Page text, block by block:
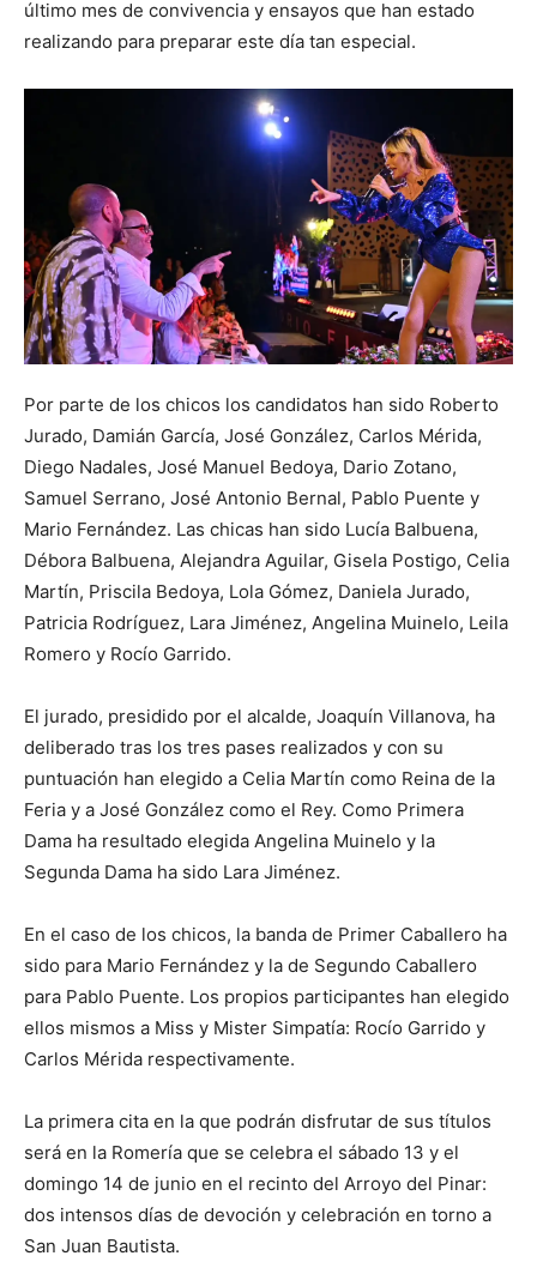
último mes de convivencia y ensayos que han estado
realizando para preparar este día tan especial.
Por parte de los chicos los candidatos han sido Roberto
Jurado, Damián García, José González, Carlos Mérida,
Diego Nadales, José Manuel Bedoya, Dario Zotano,
Samuel Serrano, José Antonio Bernal, Pablo Puente y
Mario Fernández. Las chicas han sido Lucía Balbuena,
Débora Balbuena, Alejandra Aguilar, Gisela Postigo, Celia
Martín, Priscila Bedoya, Lola Gómez, Daniela Jurado,
Patricia Rodríguez, Lara Jiménez, Angelina Muinelo, Leila
Romero y Rocío Garrido.
El jurado, presidido por el alcalde, Joaquín Villanova, ha
deliberado tras los tres pases realizados y con su
puntuación han elegido a Celia Martín como Reina de la
Feria y a José González como el Rey. Como Primera
Dama ha resultado elegida Angelina Muinelo y la
Segunda Dama ha sido Lara Jiménez.
En el caso de los chicos, la banda de Primer Caballero ha
sido para Mario Fernández y la de Segundo Caballero
para Pablo Puente. Los propios participantes han elegido
ellos mismos a Miss y Mister Simpatía: Rocío Garrido y
Carlos Mérida respectivamente.
La primera cita en la que podrán disfrutar de sus títulos
será en la Romería que se celebra el sábado 13 y el
domingo 14 de junio en el recinto del Arroyo del Pinar:
dos intensos días de devoción y celebración en torno a
San Juan Bautista.